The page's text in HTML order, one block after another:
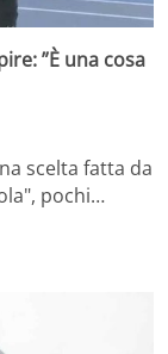
”È una cosa
scelta fatta da
pochi…